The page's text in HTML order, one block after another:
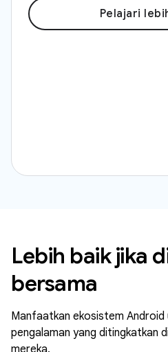
Pelajari
Lebih baik jika
bersama
Manfaatkan ekosistem Android
pengalaman yang ditingkatkan
mereka.